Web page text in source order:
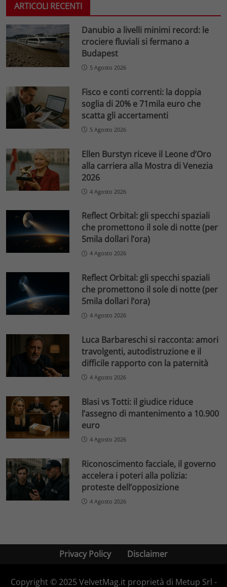
ARTICOLI RECENTI
Danubio a livelli minimi record: le
crociere fluviali si fermano a
Budapest
5 Agosto 2026
Fisco e conti correnti: la doppia
soglia di 20% e 71mila euro che
scatta gli accertamenti
5 Agosto 2026
Ellen Burstyn riceve il Leone d’Oro
alla carriera alla Mostra di Venezia
2026
4 Agosto 2026
Reflect Orbital: gli specchi spaziali
che promettono il sole di notte (per
5mila dollari l’ora)
4 Agosto 2026
Reflect Orbital: gli specchi spaziali
che promettono il sole di notte (per
5mila dollari l’ora)
4 Agosto 2026
Luca Barbareschi si racconta: amori
travolgenti, autodistruzione e il
difficile rapporto con la paternità
4 Agosto 2026
Blasi vs Totti: il giudice riduce
l’assegno di mantenimento a 10.900
euro
4 Agosto 2026
Riconoscimento facciale, il governo
accelera i poteri alla polizia:
proteste dell’opposizione
4 Agosto 2026
Privacy Policy Disclaimer
Copyright © 2025 VelvetMag.it proprietà di Metup Srl -